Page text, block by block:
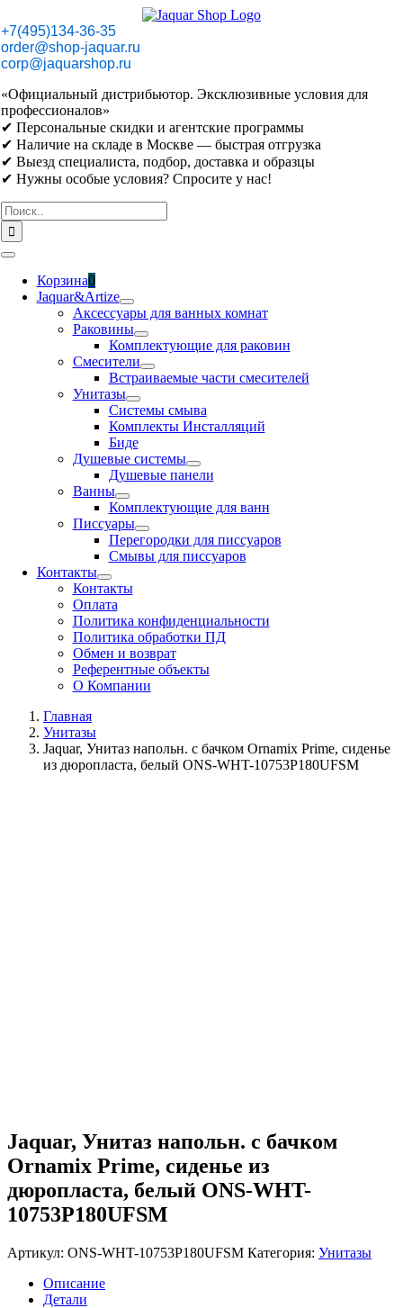
to
content
+7(495)134-36-35
order@shop-jaquar.ru
corp@jaquarshop.ru
«Официальный дистрибьютор. Эксклюзивные условия для
профессионалов»
✔ Персональные скидки и агентские программы
✔ Наличие на складе в Москве — быстрая отгрузка
✔ Выезд специалиста, подбор, доставка и образцы
✔ Нужны особые условия? Спросите у нас!
Результат
поиска:
Toggle
NavigationКорзина0
Jaquar&Artize
Аксессуары для ванных комнат
Раковины
Комплектующие для раковин
Смесители
Встраиваемые части смесителей
Унитазы
Системы смыва
Комплекты Инсталляций
Биде
Душевые системы
Душевые панели
Ванны
Комплектующие для ванн
Писсуары
Перегородки для писсуаров
Смывы для писсуаров
Контакты
Контакты
Оплата
Политика конфиденциальности
Политика обработки ПД
Обмен и возврат
Референтные объекты
О Компании
Главная
Унитазы
Jaquar, Унитаз напольн. с бачком Ornamix Prime, сиденье
из дюропласта, белый ONS-WHT-10753P180UFSM
Jaquar, Унитаз напольн. с бачком
Ornamix Prime, сиденье из
дюропласта, белый ONS-WHT-
10753P180UFSM
Артикул: ONS-WHT-10753P180UFSM Категория: Унитазы
Описание
Детали